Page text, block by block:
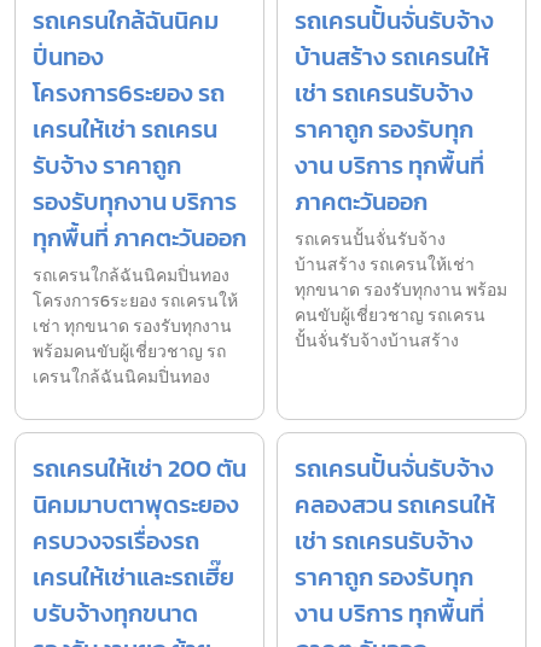
รถเครนใกล้ฉันนิคม
ปิ่นทอง
โครงการ6ระยอง รถ
เครนให้เช่า รถเครน
รับจ้าง ราคาถูก
รองรับทุกงาน บริการ
ทุกพื้นที่ ภาคตะวันออก
รถเครนใกล้ฉันนิคมปิ่นทอง
โครงการ6ระยอง รถเครนให้
เช่า ทุกขนาด รองรับทุกงาน
พร้อมคนขับผู้เชี่ยวชาญ รถ
เครนใกล้ฉันนิคมปิ่นทอง
รถเครนปั้นจั่นรับจ้าง
บ้านสร้าง รถเครนให้
เช่า รถเครนรับจ้าง
ราคาถูก รองรับทุก
งาน บริการ ทุกพื้นที่
ภาคตะวันออก
รถเครนปั้นจั่นรับจ้าง
บ้านสร้าง รถเครนให้เช่า
ทุกขนาด รองรับทุกงาน พร้อม
คนขับผู้เชี่ยวชาญ รถเครน
ปั้นจั่นรับจ้างบ้านสร้าง
รถเครนให้เช่า 200 ตัน
นิคมมาบตาพุดระยอง
ครบวงจรเรื่องรถ
เครนให้เช่าและรถเฮี๊ย
บรับจ้างทุกขนาด
รถเครนปั้นจั่นรับจ้าง
คลองสวน รถเครนให้
เช่า รถเครนรับจ้าง
ราคาถูก รองรับทุก
งาน บริการ ทุกพื้นที่